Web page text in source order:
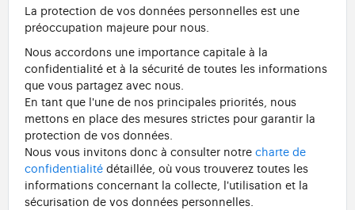
La protection de vos données personnelles est une
préoccupation majeure pour nous.
Nous accordons une importance capitale à la
confidentialité et à la sécurité de toutes les informations
que vous partagez avec nous.
En tant que l'une de nos principales priorités, nous
mettons en place des mesures strictes pour garantir la
protection de vos données.
Nous vous invitons donc à consulter notre charte de
confidentialité détaillée, où vous trouverez toutes les
informations concernant la collecte, l'utilisation et la
sécurisation de vos données personnelles.